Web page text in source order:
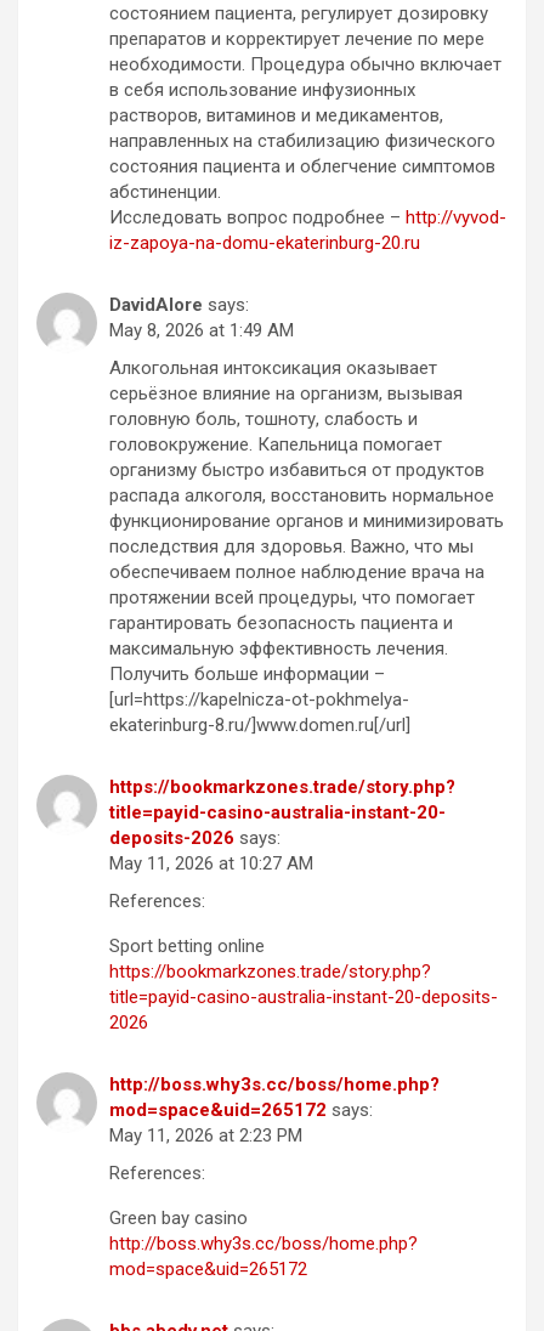
состоянием пациента, регулирует дозировку
препаратов и корректирует лечение по мере
необходимости. Процедура обычно включает
в себя использование инфузионных
растворов, витаминов и медикаментов,
направленных на стабилизацию физического
состояния пациента и облегчение симптомов
абстиненции.
Исследовать вопрос подробнее – http://vyvod-
iz-zapoya-na-domu-ekaterinburg-20.ru
DavidAlore says:
May 8, 2026 at 1:49 AM
Алкогольная интоксикация оказывает
серьёзное влияние на организм, вызывая
головную боль, тошноту, слабость и
головокружение. Капельница помогает
организму быстро избавиться от продуктов
распада алкоголя, восстановить нормальное
функционирование органов и минимизировать
последствия для здоровья. Важно, что мы
обеспечиваем полное наблюдение врача на
протяжении всей процедуры, что помогает
гарантировать безопасность пациента и
максимальную эффективность лечения.
Получить больше информации –
[url=https://kapelnicza-ot-pokhmelya-
ekaterinburg-8.ru/]www.domen.ru[/url]
https://bookmarkzones.trade/story.php?
title=payid-casino-australia-instant-20-
deposits-2026 says:
May 11, 2026 at 10:27 AM
References:
Sport betting online
https://bookmarkzones.trade/story.php?
title=payid-casino-australia-instant-20-deposits-
2026
http://boss.why3s.cc/boss/home.php?
mod=space&uid=265172 says:
May 11, 2026 at 2:23 PM
References:
Green bay casino
http://boss.why3s.cc/boss/home.php?
mod=space&uid=265172